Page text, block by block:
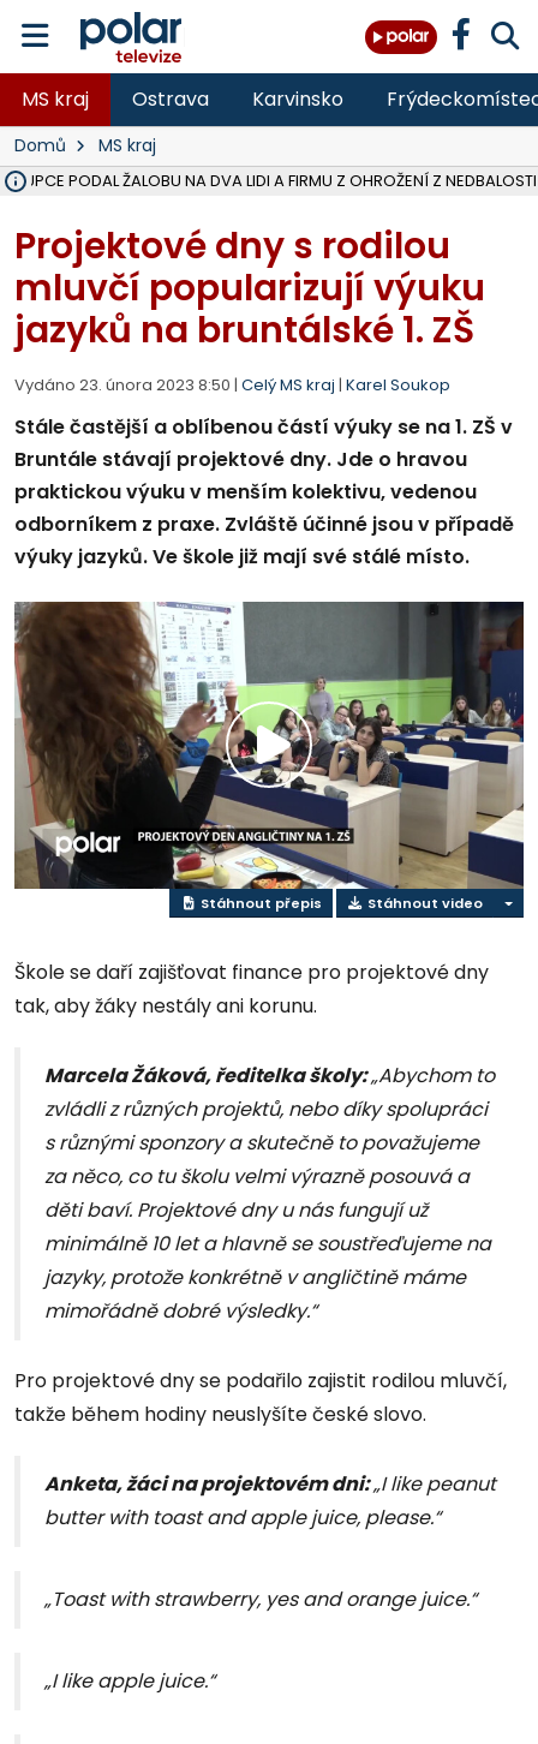
MS kraj Ostrava Karvinsko
Domů MS kraj
PODAL ŽALOBU NA DVA LIDI A FIRMU Z OHROŽENÍ Z NEDBALOSTI
Projektové dny s rodilou
mluvčí popularizují výuku
jazyků na bruntálské 1. ZŠ
Vydáno 23. února 2023 8:50 | Celý MS kraj | Karel Soukop
Stále častější a oblíbenou částí výuky se na 1. ZŠ v
Bruntále stávají projektové dny. Jde o hravou
praktickou výuku v menším kolektivu, vedenou
odborníkem z praxe. Zvláště účinné jsou v případě
výuky jazyků. Ve škole již mají své stálé místo.
Přehrát
video
Stáhnout přepis Stáhnout video
Škole se daří zajišťovat finance pro projektové dny
tak, aby žáky nestály ani korunu.
Marcela Žáková, ředitelka školy:„Abychom to
zvládli z různých projektů, nebo díky spolupráci
s různými sponzory a skutečně to považujeme
za něco, co tu školu velmi výrazně posouvá a
děti baví. Projektové dny u nás fungují už
minimálně 10 let a hlavně se soustřeďujeme na
jazyky, protože konkrétně v angličtině máme
mimořádně dobré výsledky.“
Pro projektové dny se podařilo zajistit rodilou mluvčí,
takže během hodiny neuslyšíte české slovo.
Anketa, žáci na projektovém dni:„I like peanut
butter with toast and apple juice, please.“
„Toast with strawberry, yes and orange juice.“
„I like apple juice.“